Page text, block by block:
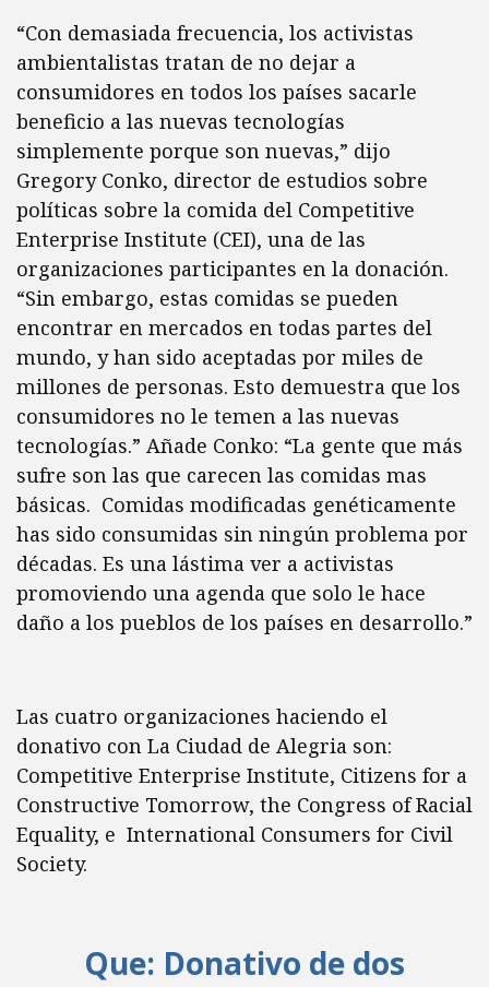
“Con demasiada frecuencia, los activistas
ambientalistas tratan de no dejar a
consumidores en todos los países sacarle
beneficio a las nuevas tecnologías
simplemente porque son nuevas,” dijo
Gregory Conko, director de estudios sobre
políticas sobre la comida del Competitive
Enterprise Institute (CEI), una de las
organizaciones participantes en la donación.
“Sin embargo, estas comidas se pueden
encontrar en mercados en todas partes del
mundo, y han sido aceptadas por miles de
millones de personas. Esto demuestra que los
consumidores no le temen a las nuevas
tecnologías.” Añade Conko: “La gente que más
sufre son las que carecen las comidas mas
básicas. Comidas modificadas genéticamente
has sido consumidas sin ningún problema por
décadas. Es una lástima ver a activistas
promoviendo una agenda que solo le hace
daño a los pueblos de los países en desarrollo.”
Las cuatro organizaciones haciendo el
donativo con La Ciudad de Alegria son:
Competitive Enterprise Institute, Citizens for a
Constructive Tomorrow, the Congress of Racial
Equality, e International Consumers for Civil
Society.
Que: Donativo de dos